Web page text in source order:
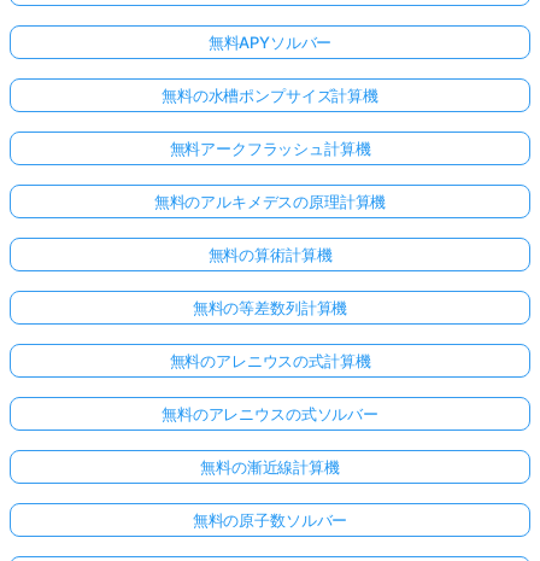
無料APYソルバー
無料の水槽ポンプサイズ計算機
無料アークフラッシュ計算機
無料のアルキメデスの原理計算機
無料の算術計算機
無料の等差数列計算機
無料のアレニウスの式計算機
無料のアレニウスの式ソルバー
無料の漸近線計算機
無料の原子数ソルバー